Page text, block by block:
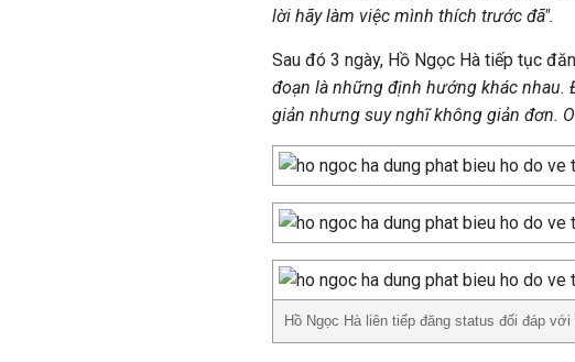
lời hãy làm việc mình thích trước đã".
Sau đó 3 ngày, Hồ Ngọc Hà tiếp tục
đoạn là những định hướng khác nhau.
giản nhưng suy nghĩ không giản đơn.
Hồ Ngọc Hà liên tiếp đăng status đối đáp